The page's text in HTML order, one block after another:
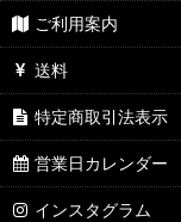
ご利用案内
送料
特定商取引法表示
営業日カレンダー
インスタグラム